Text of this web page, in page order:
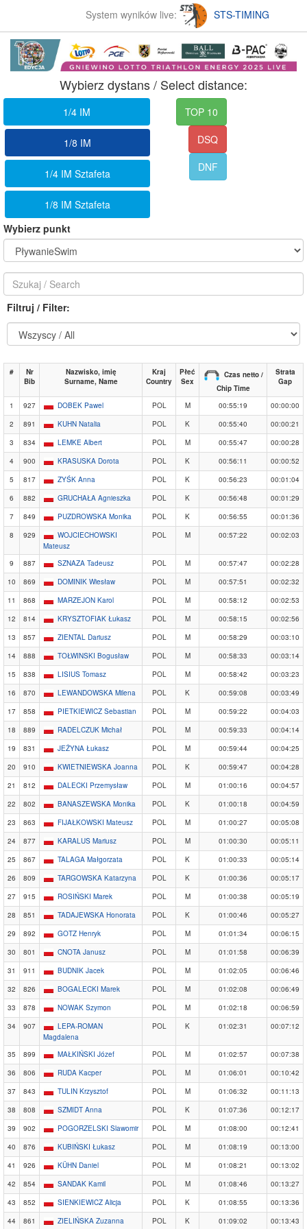
System wyników live: STS-TIMING
Wybierz dystans / Select distance:
1/4 IM
1/8 IM
1/4 IM Sztafeta
1/8 IM Sztafeta
TOP 10
DSQ
DNF
Wybierz punkt
Filtruj / Filter:
#
Nr
Bib
Nazwisko, imię
Surname, Name
Kraj
Country
Płeć
Sex
Czas netto /
Chip Time
Strata
Gap
1 927 DOBEK Pawel POL M 00:55:19
00:00:00
2
891 KUHN Natalia POL K 00:55:40
00:00:21
3
834 LEMKE Albert POL M 00:55:47
00:00:28
4
900 KRASUSKA Dorota POL K 00:56:11
00:00:52
5
817 ZYŚK Anna POL K 00:56:23
00:01:04
6
882 GRUCHAŁA Agnieszka POL K 00:56:48
00:01:29
7
849 PUZDROWSKA Monika POL K 00:56:55
00:01:36
8
929
WOJCIECHOWSKI
Mateusz
POL M 00:57:22 00:02:03
9 887 SZNAZA Tadeusz POL M 00:57:47
00:02:28
10
869 DOMINIK Wiesław POL M 00:57:51
00:02:32
11
868 MARZEJON Karol POL M 00:58:12
00:02:53
12
814 KRYSZTOFIAK Łukasz POL M 00:58:15
00:02:56
13
857 ZIENTAL Dariusz POL M 00:58:29
00:03:10
14
888 TOŁWINSKI Bogusław POL M 00:58:33
00:03:14
15
838 LISIUS Tomasz POL M 00:58:42
00:03:23
16
870 LEWANDOWSKA Milena POL K 00:59:08
00:03:49
17
858 PIETKIEWICZ Sebastian POL M 00:59:22
00:04:03
18
889 RADELCZUK Michał POL M 00:59:33
00:04:14
19
831 JEŻYNA Łukasz POL M 00:59:44
00:04:25
20
910 KWIETNIEWSKA Joanna POL K 00:59:47
00:04:28
21
812 DALECKI Przemysław POL M 01:00:16
00:04:57
22
802 BANASZEWSKA Monika POL K 01:00:18
00:04:59
23
863 FIJAŁKOWSKI Mateusz POL M 01:00:27
00:05:08
24
877 KARALUS Mariusz POL M 01:00:30
00:05:11
25
867 TALAGA Małgorzata POL K 01:00:33
00:05:14
26
809 TARGOWSKA Katarzyna POL K 01:00:36
00:05:17
27
915 ROSIŃSKI Marek POL M 01:00:38
00:05:19
28
851 TADAJEWSKA Honorata POL K 01:00:46
00:05:27
29
892 GOTZ Henryk POL M 01:01:34
00:06:15
30
801 CNOTA Janusz POL M 01:01:58
00:06:39
31
911 BUDNIK Jacek POL M 01:02:05
00:06:46
32
826 BOGALECKI Marek POL M 01:02:08
00:06:49
33
878 NOWAK Szymon POL M 01:02:18
00:06:59
34
907
LEPA-ROMAN
Magdalena
POL K 01:02:31 00:07:12
35 899 MAŁKIŃSKI Józef POL M 01:02:57
00:07:38
36
806 RUDA Kacper POL M 01:06:01
00:10:42
37
843 TULIN Krzysztof POL M 01:06:32
00:11:13
38
808 SZMIDT Anna POL K 01:07:36
00:12:17
39
902 POGORZELSKI Slawomir POL M 01:08:00
00:12:41
40
876 KUBIŃSKI Łukasz POL M 01:08:19
00:13:00
41
926 KÜHN Daniel POL M 01:08:21
00:13:02
42
854 SANDAK Kamil POL M 01:08:46
00:13:27
43
852 SIENKIEWICZ Alicja POL K 01:08:55
00:13:36
44
861 ZIELIŃSKA Zuzanna POL K 01:09:02 00:13:43